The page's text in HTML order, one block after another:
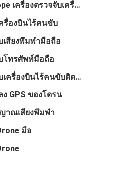
DJI AeroScope เครื่องตรวจจับเครื่องบินไร้คนขับ
รื่องบินไร้คนขับ
เสียงพึมพำมือถือ
โทรศัพท์มือถือ
เครื่องตรวจจับเครื่องบินไร้คนขับติดรถยนต์
GPS ของโดรน
าณเสียงพึมพำ
มือ